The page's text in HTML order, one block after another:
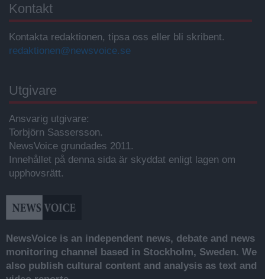
Kontakt
Kontakta redaktionen, tipsa oss eller bli skribent.
redaktionen@newsvoice.se
Utgivare
Ansvarig utgivare:
Torbjörn Sassersson.
NewsVoice grundades 2011.
Innehållet på denna sida är skyddat enligt lagen om
upphovsrätt.
NewsVoice is an independent news, debate and news
monitoring channel based in Stockholm, Sweden. We
also publish cultural content and analysis as text and